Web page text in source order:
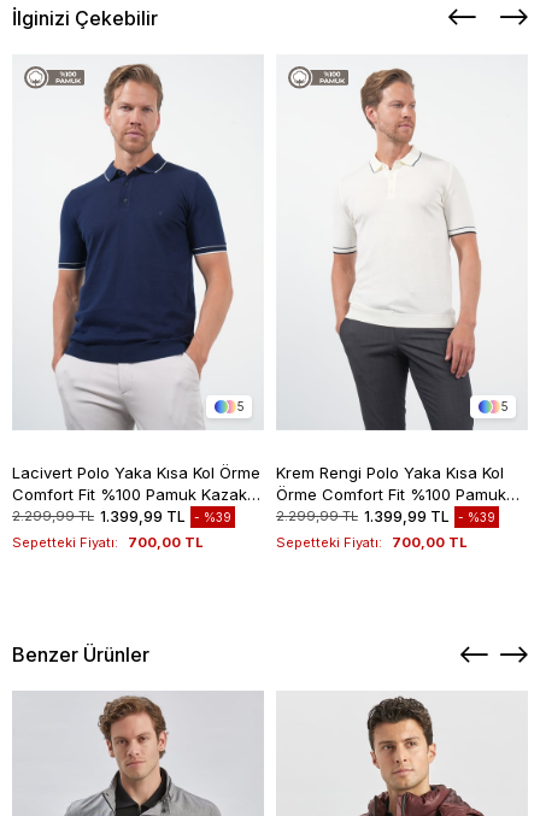
İlginizi Çekebilir
5
Lacivert Polo Yaka Kısa Kol Örme
Comfort Fit %100 Pamuk Kazak
1012260151
2.299,99 TL 1.399,99 TL %39
Sepetteki Fiyatı: 700,00 TL
5
Krem Rengi Polo Yaka Kısa Kol
Örme Comfort Fit %100 Pamuk
Kazak 1012260151
2.299,99 TL 1.399,99 TL %39
Sepetteki Fiyatı: 700,00 TL
Benzer Ürünler